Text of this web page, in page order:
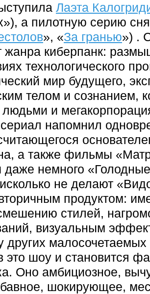
Лаэта
а пилотную серию
», «За гранью») .
жанра киберпанк:
технологического
мир будущего,
телом и сознанием,
и
напомнил
а также фильмы
даже немного
не делают
продуктом:
стилей,
визуальным
других малосочетаемых
это шоу и становится
Оно амбициозное,
шокирующее,